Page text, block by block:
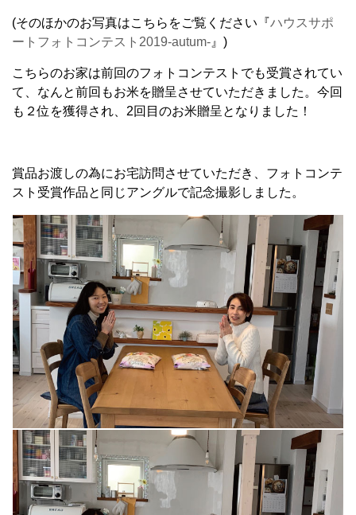
(そのほかのお写真はこちらをご覧ください『ハウスサポ
ートフォトコンテスト2019-autum- 』)
こちらのお家は前回のフォトコンテストでも受賞されてい
て、なんと前回もお米を贈呈させていただきました。今回
も２位を獲得され、2回目のお米贈呈となりました！
賞品お渡しの為にお宅訪問させていただき、フォトコンテ
スト受賞作品と同じアングルで記念撮影しました。